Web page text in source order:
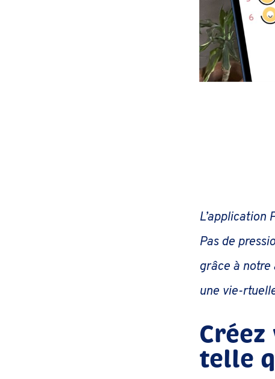
L’application
Pas de
grâce à notre
une vie-
telle